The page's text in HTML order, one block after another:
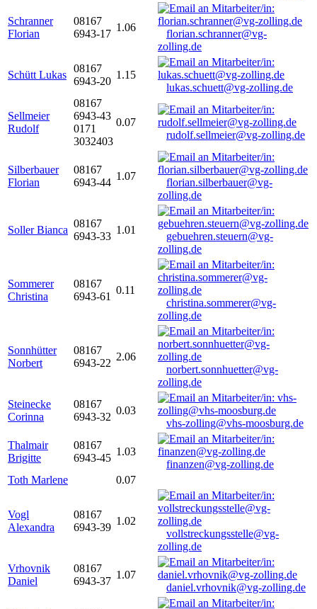
Schranner
Florian
08167
6943-17
1.06
florian.schranner@vg-
zolling.de
Schütt Lukas
08167
6943-20
1.15
lukas.schuett@vg-zolling.de
Sellmeier
Rudolf
08167
6943-43
0171
3032403
0.07
rudolf.sellmeier@vg-zolling.de
Silberbauer
Florian
08167
6943-44
1.07
florian.silberbauer@vg-
zolling.de
Soller Bianca
08167
6943-33
1.01
gebuehren.steuern@vg-
zolling.de
Sommerer
Christina
08167
6943-61
0.11
christina.sommerer@vg-
zolling.de
Sonnhütter
Norbert
08167
6943-22
2.06
norbert.sonnhuetter@vg-
zolling.de
Steinecke
Corinna
08167
6943-32
0.03
vhs-zolling@vhs-moosburg.de
Thalmair
Brigitte
08167
6943-45
1.03
finanzen@vg-zolling.de
Toth Marlene
0.07
Vogl
Alexandra
08167
6943-39
1.02
vollstreckungsstelle@vg-
zolling.de
Vrhovnik
Daniel
08167
6943-37
1.07
daniel.vrhovnik@vg-zolling.de